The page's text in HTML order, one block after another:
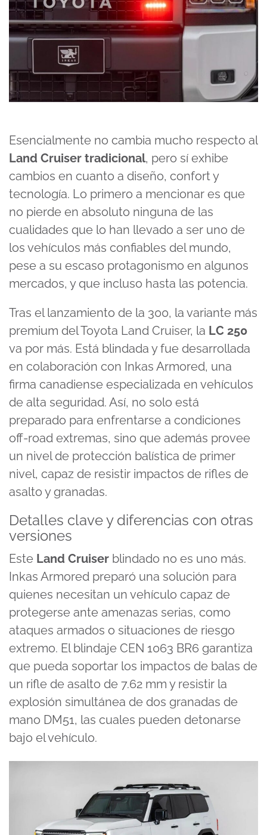
Esencialmente no cambia mucho respecto al
Land Cruiser tradicional, pero sí exhibe
cambios en cuanto a diseño, confort y
tecnología. Lo primero a mencionar es que
no pierde en absoluto ninguna de las
cualidades que lo han llevado a ser uno de
los vehículos más confiables del mundo,
pese a su escaso protagonismo en algunos
mercados, y que incluso hasta las potencia.
Tras el lanzamiento de la 300, la variante más
premium del Toyota Land Cruiser, la LC 250
va por más. Está blindada y fue desarrollada
en colaboración con Inkas Armored, una
firma canadiense especializada en vehículos
de alta seguridad. Así, no solo está
preparado para enfrentarse a condiciones
off-road extremas, sino que además provee
un nivel de protección balística de primer
nivel, capaz de resistir impactos de rifles de
asalto y granadas.
Detalles clave y diferencias con otras
versiones
Este Land Cruiser blindado no es uno más.
Inkas Armored preparó una solución para
quienes necesitan un vehículo capaz de
protegerse ante amenazas serias, como
ataques armados o situaciones de riesgo
extremo. El blindaje CEN 1063 BR6 garantiza
que pueda soportar los impactos de balas de
un rifle de asalto de 7.62 mm y resistir la
explosión simultánea de dos granadas de
mano DM51, las cuales pueden detonarse
bajo el vehículo.